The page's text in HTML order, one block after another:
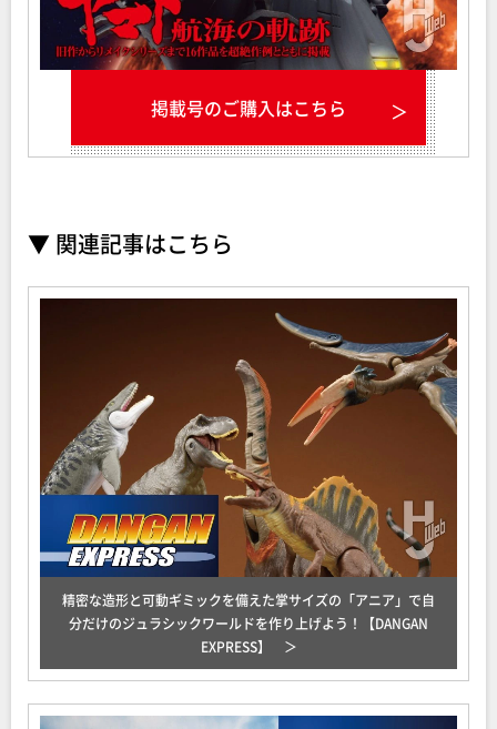
掲載号のご購入はこちら
▼ 関連記事はこちら
精密な造形と可動ギミックを備えた掌サイズの「アニア」で自
分だけのジュラシックワールドを作り上げよう！【DANGAN
EXPRESS】